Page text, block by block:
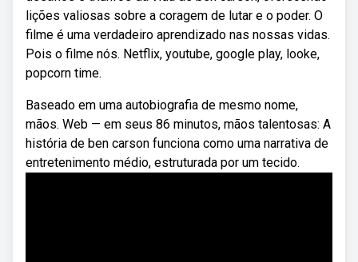
lições valiosas sobre a coragem de lutar e o poder. O
filme é uma verdadeiro aprendizado nas nossas vidas.
Pois o filme nós. Netflix, youtube, google play, looke,
popcorn time.
Baseado em uma autobiografia de mesmo nome,
mãos. Web — em seus 86 minutos, mãos talentosas: A
história de ben carson funciona como uma narrativa de
entretenimento médio, estruturada por um tecido.